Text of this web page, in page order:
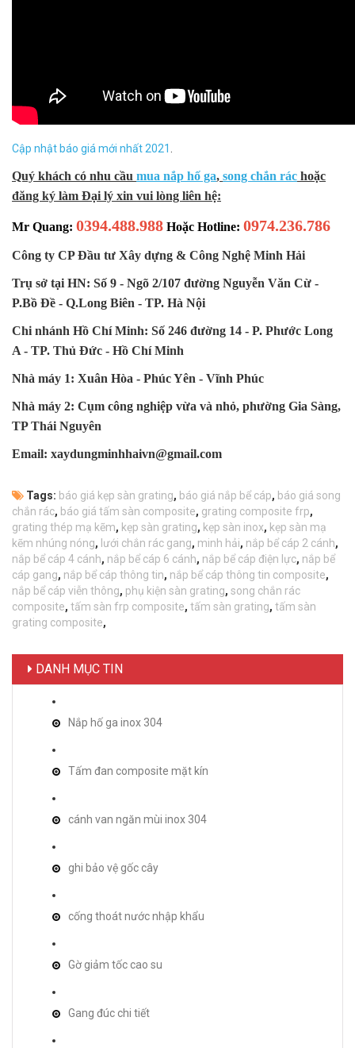
Cập nhật báo giá mới nhất 2021 .
Quý khách có nhu cầu mua nắp hố ga, song chắn rác hoặc
đăng ký làm Đại lý xin vui lòng liên hệ:
Mr Quang: 0394.488.988 Hoặc Hotline: 0974.236.786
Công ty CP Đầu tư Xây dựng & Công Nghệ Minh Hải
Trụ sở tại HN: Số 9 - Ngõ 2/107 đường Nguyễn Văn Cừ -
P.Bồ Đề - Q.Long Biên - TP. Hà Nội
Chi nhánh Hồ Chí Minh: Số 246 đường 14 - P. Phước Long
A - TP. Thủ Đức - Hồ Chí Minh
Nhà máy 1: Xuân Hòa - Phúc Yên - Vĩnh Phúc
Nhà máy 2: Cụm công nghiệp vừa và nhỏ, phường Gia Sàng,
TP Thái Nguyên
Email: xaydungminhhaivn@gmail.com
Tags: báo giá kẹp sàn grating, báo giá nắp bể cáp, báo giá song
chắn rác, báo giá tấm sàn composite, grating composite frp,
grating thép mạ kẽm, kẹp sàn grating, kẹp sàn inox, kẹp sàn mạ
kẽm nhúng nóng, lưới chắn rác gang, minh hải, nắp bể cáp 2 cánh,
nắp bể cáp 4 cánh, nắp bể cáp 6 cánh, nắp bể cáp điện lực, nắp bể
cáp gang, nắp bể cáp thông tin, nắp bể cáp thông tin composite,
nắp bể cáp viễn thông, phụ kiện sàn grating, song chắn rác
composite, tấm sàn frp composite, tấm sàn grating, tấm sàn
grating composite,
DANH MỤC TIN
Nắp hố ga inox 304
Tấm đan composite mặt kín
cánh van ngăn mùi inox 304
ghi bảo vệ gốc cây
cống thoát nước nhập khẩu
Gờ giảm tốc cao su
Gang đúc chi tiết